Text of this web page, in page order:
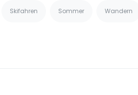
Skifahren Sommer Wandern